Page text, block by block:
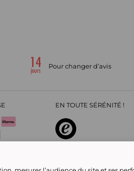
Pour changer d’avis
EN TOUTE SÉRÉNITÉ !